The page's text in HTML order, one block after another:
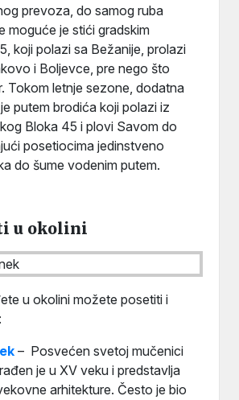
prevoza, do samog ruba
moguće je stići gradskim
koji polazi sa Bežanije, prolazi
i Boljevce, pre nego što
Tokom letnje sezone, dodatna
putem brodića koji polazi iz
Bloka 45 i plovi Savom do
posetiocima jedinstveno
do šume vodenim putem.
u okolini
u okolini možete posetiti i
– Posvećen svetoj mučenici
je u XV veku i predstavlja
arhitekture. Često je bio